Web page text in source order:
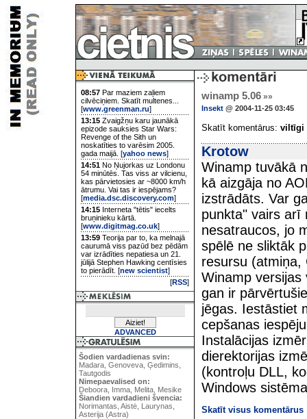
08:57 Par maziem zaļiem
cilvēciņiem. Skatīt multenes...
[www.greenman.ru]
13:15 Zvaigžņu karu jaunākā
epizode sauksies Star Wars:
Revenge of the Sith un
noskatīties to varēsim 2005.
gada maijā. [yahoo news]
14:51 No Ņujorkas uz Londonu
54 minūtēs. Tas viss ar vilcienu,
kas pārvietosies ar ~8000 km/h
ātrumu. Vai tas ir iespējams?
[media.dsc.discovery.com]
14:15 Interneta "tētis" iecelts
bruņinieku kārtā.
[www.digitmag.co.uk]
13:59 Teorija par to, ka melnajā
caurumā viss pazūd bez pēdām
var izrādīties nepatiesa un 21.
jūlijā Stephen Hawking centīsies
to pierādīt. [new scientist]
[RSS]
ADVANCED
Šodien vardadienas svin:
Madara, Genoveva, Ģedimins,
Tautgodis
Nimepaevalised on:
Deboora, Imma, Melita, Mesike
Šiandien vardadieni švencia:
Norimantas, Aistė, Laurynas,
Asterija (Astra)
winamp 5.06 »»
Insekt @ 2004-11-25 03:45
Skatīt komentārus: viltīgi
Krotow
Winamp tuvākā
kā aizgāja no
izstrādāts. Var
punkta" vairs arī
nesatraucos, jo
spēlē ne sliktāk
resursu (atmiņa,
Winamp
gan ir
jēgas. Iestāstiet
cepšanas
Instalācijas
dierektorijas
(kontroļu DLL,
Windows
Skatīt visus komentārus